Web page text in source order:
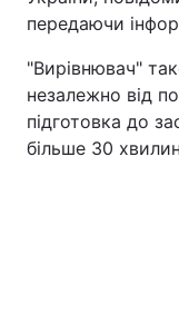
передаючи
"Вирівнювач"
незалежно від
підготовка до
більше 30